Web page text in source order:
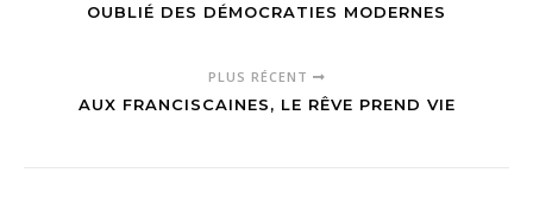
OUBLIÉ DES DÉMOCRATIES MODERNES
PLUS RÉCENT
AUX FRANCISCAINES, LE RÊVE PREND VIE